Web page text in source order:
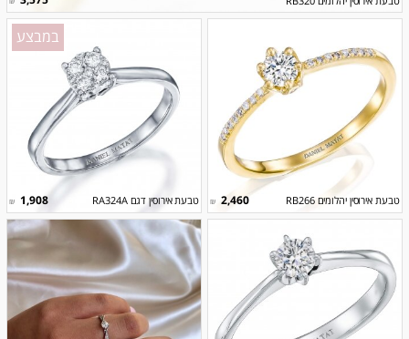
במבצע
טבעת אירוסין דגם RA324A 1,908
₪ טבעת אירוסין יהלומים RB266 2,460
₪